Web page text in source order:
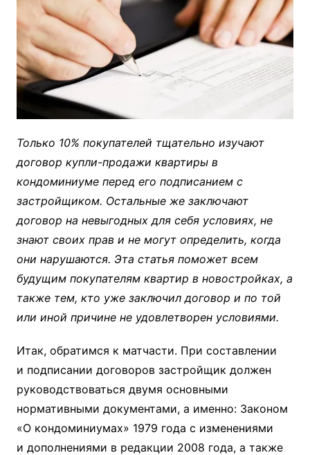
Только 10% покупателей тщательно изучают
договор купли-продажи квартиры в
кондоминиуме перед его подписанием с
застройщиком. Остальные же заключают
договор на невыгодных для себя условиях, не
знают своих прав и не могут определить, когда
они нарушаются. Эта статья поможет всем
будущим покупателям квартир в новостройках, а
также тем, кто уже заключил договор и по той
или иной причине не удовлетворен условиями.
Итак, обратимся к матчасти. При составлении
и подписании договоров застройщик должен
руководствоваться двумя основными
нормативными документами, а именно: Законом
«О кондоминиумах» 1979 года с изменениями
и дополнениями в редакции 2008 года, а также